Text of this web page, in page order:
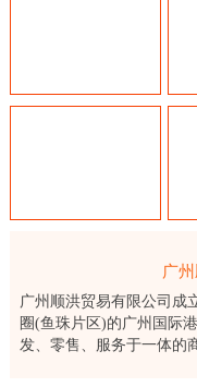
广
广州顺洪贸易有限公司成
圈(鱼珠片区)的广州国际
发、零售、服务于一体的